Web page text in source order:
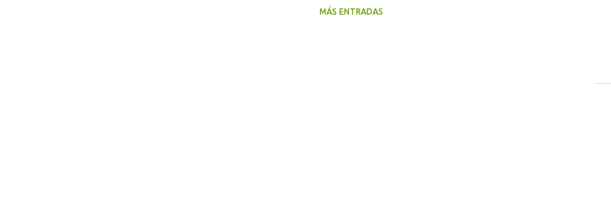
MÁS ENTRADAS